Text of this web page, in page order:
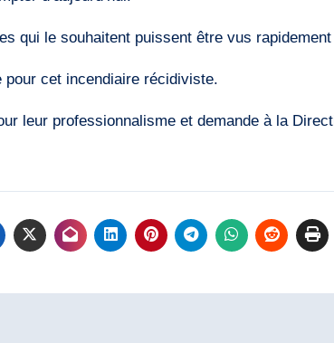
qui le souhaitent puissent être vus
cet incendiaire récidiviste.
leur professionnalisme et demande à la